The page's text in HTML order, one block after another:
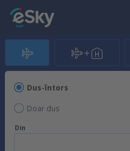
Dus-întors
Doar dus
Din